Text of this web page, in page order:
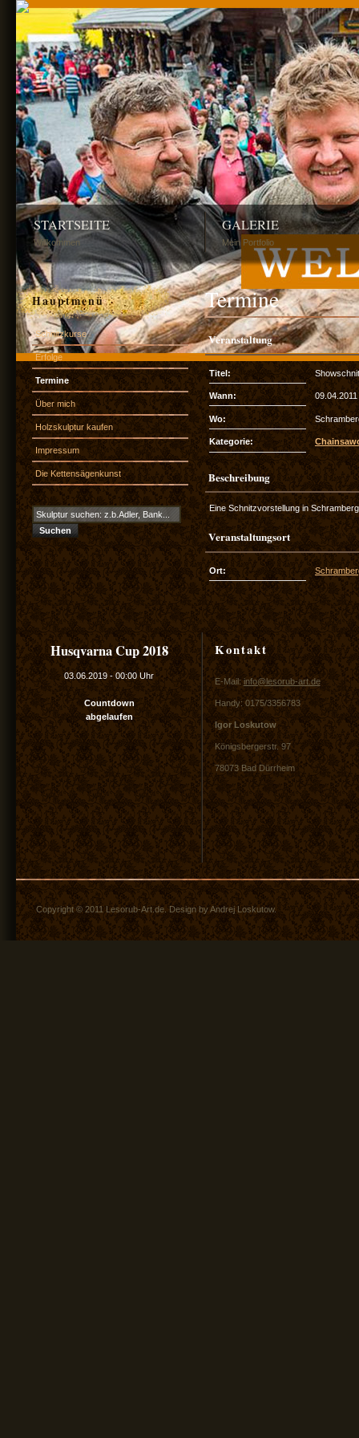
STARTSEITE
Willkommen
GALERIE
Mein Portfolio
Termine
Veranstaltung
Titel:
Wann:
Wo:
Kategorie:
Beschreibung
Eine Schnitzvorstellung in
Veranstaltungsort
Ort:
Hauptmenü
Schnitzkurse
Erfolge
Termine
Über mich
Holzskulptur kaufen
Impressum
Die Kettensägenkunst
Husqvarna Cup 2018
03.06.2019 -00:00 Uhr
Countdown
abgelaufen
Kontakt
E-Mail:info@lesorub-art.de
Handy: 0175/3356783
Igor Loskutow
Königsbergerstr. 97
78073 Bad Dürrheim
Copyright © 2011 Lesorub-Art.de. Design by Andrej Loskutow.